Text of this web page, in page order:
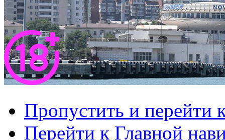
Пропустить и перейти
Перейти к Главной